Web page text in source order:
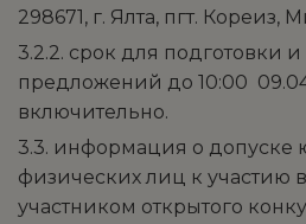
298671, г. Ялта, пгт. Кореиз,
3.2.2. срок для подготовки
предложений до 10:00
включительно.
3.3. информация о допуске
физических лиц к участию
участником открытого